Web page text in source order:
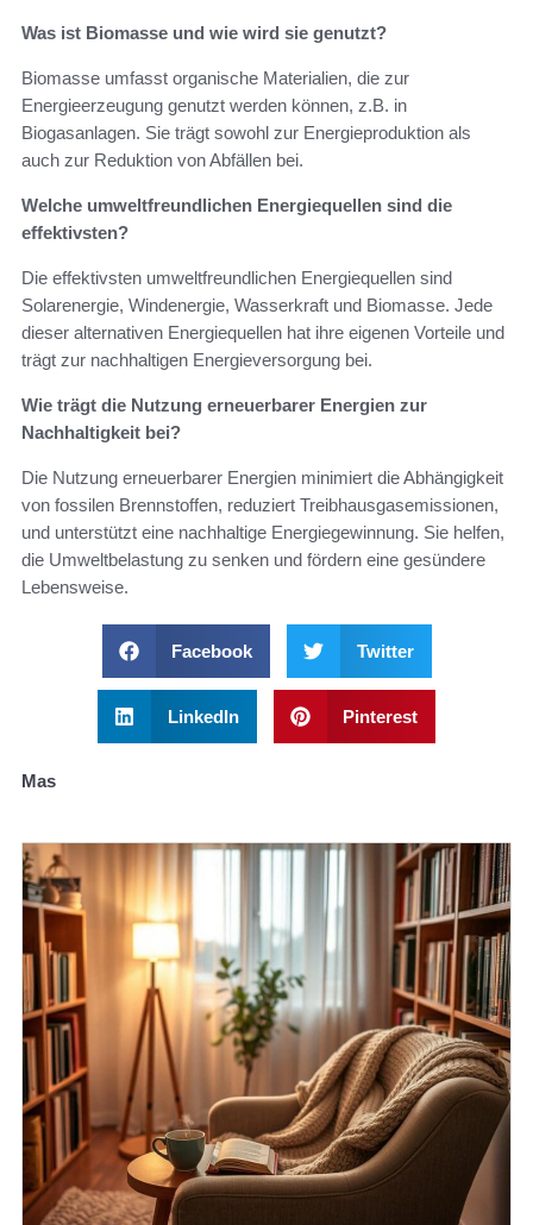
Was ist Biomasse und wie wird sie genutzt?
Biomasse umfasst organische Materialien, die zur
Energieerzeugung genutzt werden können, z.B. in
Biogasanlagen. Sie trägt sowohl zur Energieproduktion als
auch zur Reduktion von Abfällen bei.
Welche umweltfreundlichen Energiequellen sind die
effektivsten?
Die effektivsten umweltfreundlichen Energiequellen sind
Solarenergie, Windenergie, Wasserkraft und Biomasse. Jede
dieser alternativen Energiequellen hat ihre eigenen Vorteile und
trägt zur nachhaltigen Energieversorgung bei.
Wie trägt die Nutzung erneuerbarer Energien zur
Nachhaltigkeit bei?
Die Nutzung erneuerbarer Energien minimiert die Abhängigkeit
von fossilen Brennstoffen, reduziert Treibhausgasemissionen,
und unterstützt eine nachhaltige Energiegewinnung. Sie helfen,
die Umweltbelastung zu senken und fördern eine gesündere
Lebensweise.
Facebook Twitter
LinkedIn Pinterest
Mas